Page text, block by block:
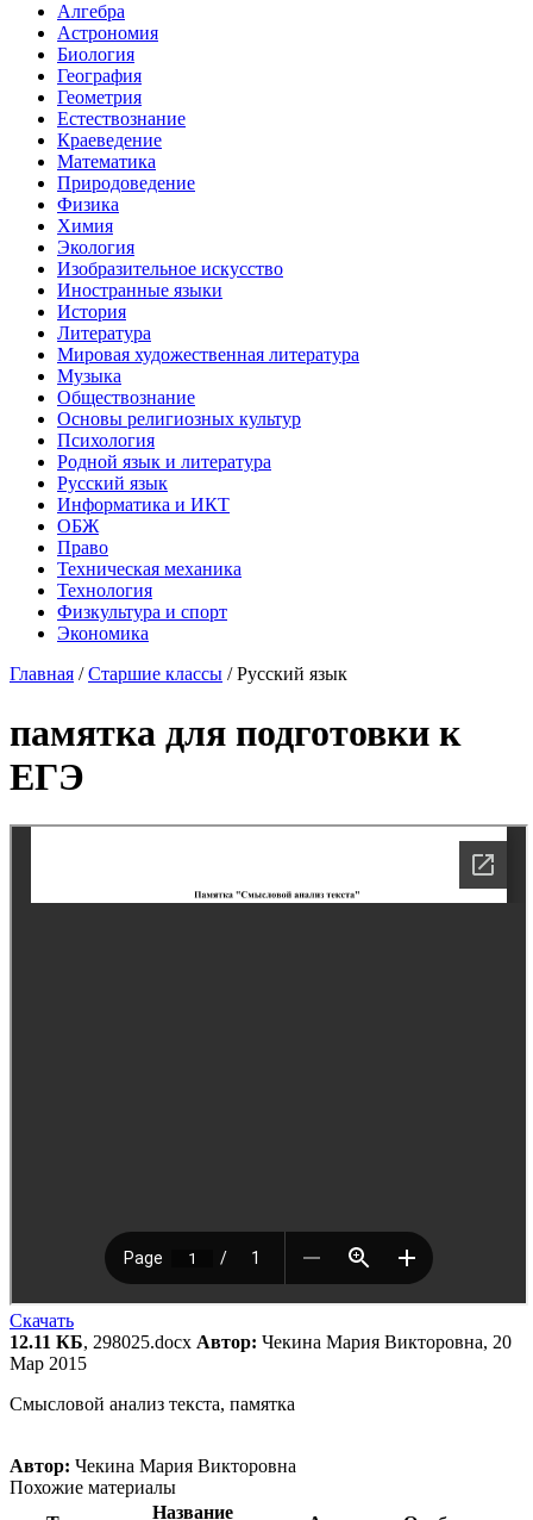
Алгебра
Астрономия
Биология
География
Геометрия
Естествознание
Краеведение
Математика
Природоведение
Физика
Химия
Экология
Изобразительное искусство
Иностранные языки
История
Литература
Мировая художественная литература
Музыка
Обществознание
Основы религиозных культур
Психология
Родной язык и литература
Русский язык
Информатика и ИКТ
ОБЖ
Право
Техническая механика
Технология
Физкультура и спорт
Экономика
Главная /Старшие классы /Русский язык
памятка для подготовки к
ЕГЭ
Скачать
12.11 КБ, 298025.docx Автор: Чекина Мария Викторовна, 20
Мар 2015
Смысловой анализ текста, памятка
Автор: Чекина Мария Викторовна
Похожие материалы
Название